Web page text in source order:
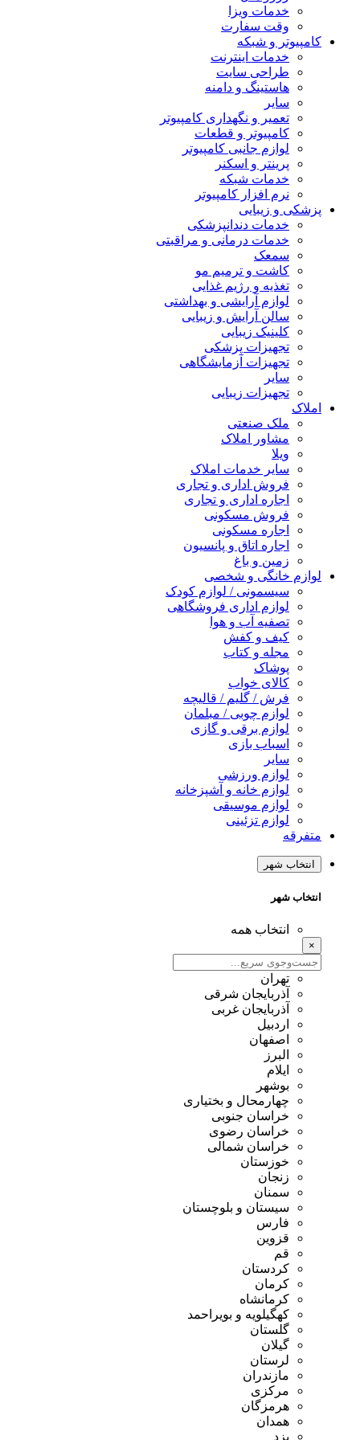
خدمات ویزا
وقت سفارت
کامپیوتر و شبکه
خدمات اینترنت
طراحی سایت
هاستینگ و دامنه
سایر
تعمیر و نگهداری کامپیوتر
کامپیوتر و قطعات
لوازم جانبی کامپیوتر
پرینتر و اسکنر
خدمات شبکه
نرم افزار کامپیوتر
پزشکی و زیبایی
خدمات دندانپزشکی
خدمات درمانی و مراقبتی
سمعک
کاشت و ترمیم مو
تغذیه و رژیم غذایی
لوازم آرایشی و بهداشتی
سالن آرایش و زیبایی
کلینیک زیبایی
تجهیزات پزشکی
تجهیزات آزمایشگاهی
سایر
تجهیزات زیبایی
املاک
ملک صنعتی
مشاور املاک
ویلا
سایر خدمات املاک
فروش اداری و تجاری
اجاره اداری و تجاری
فروش مسکونی
اجاره مسکونی
اجاره اتاق و پانسیون
زمین و باغ
لوازم خانگی و شخصی
سیسمونی / لوازم کودک
لوازم اداری فروشگاهی
تصفیه آب و هوا
کیف و کفش
مجله و کتاب
پوشاک
کالای خواب
فرش / گلیم / قالیچه
لوازم چوبی / مبلمان
لوازم برقی و گازی
اسباب بازی
سایر
لوازم ورزشی
لوازم خانه و آشپزخانه
لوازم موسیقی
لوازم تزئینی
متفرقه
انتخاب شهر
انتخاب شهر
انتخاب همه
تهران
آذربایجان شرقی
آذربایجان غربی
اردبیل
اصفهان
البرز
ایلام
بوشهر
چهارمحال و بختیاری
خراسان جنوبی
خراسان رضوی
خراسان شمالی
خوزستان
زنجان
سمنان
سیستان و بلوچستان
فارس
قزوین
قم
کردستان
کرمان
کرمانشاه
کهگیلویه و بویراحمد
گلستان
گیلان
لرستان
مازندران
مرکزی
هرمزگان
همدان
یزد